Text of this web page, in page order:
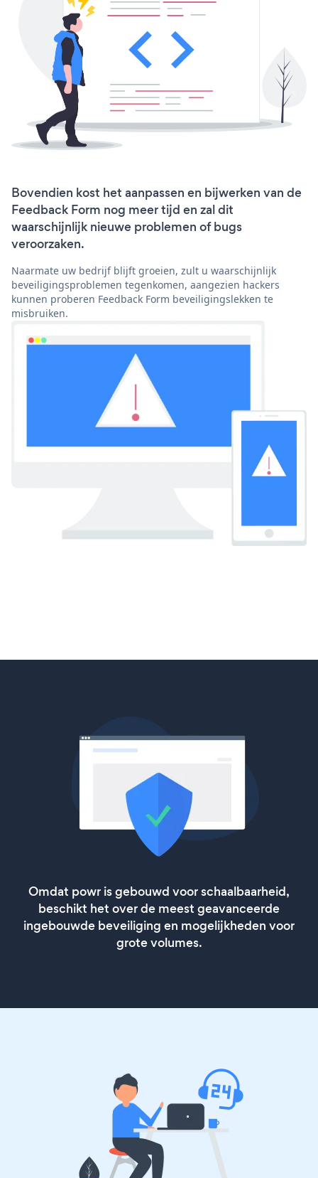
Bovendien kost het aanpassen en bijwerken van de
Feedback Form nog meer tijd en zal dit
waarschijnlijk nieuwe problemen of bugs
veroorzaken.
Naarmate uw bedrijf blijft groeien, zult u waarschijnlijk
beveiligingsproblemen tegenkomen, aangezien hackers
kunnen proberen Feedback Form beveiligingslekken te
misbruiken.
Omdat powr is gebouwd voor schaalbaarheid,
beschikt het over de meest geavanceerde
ingebouwde beveiliging en mogelijkheden voor
grote volumes.